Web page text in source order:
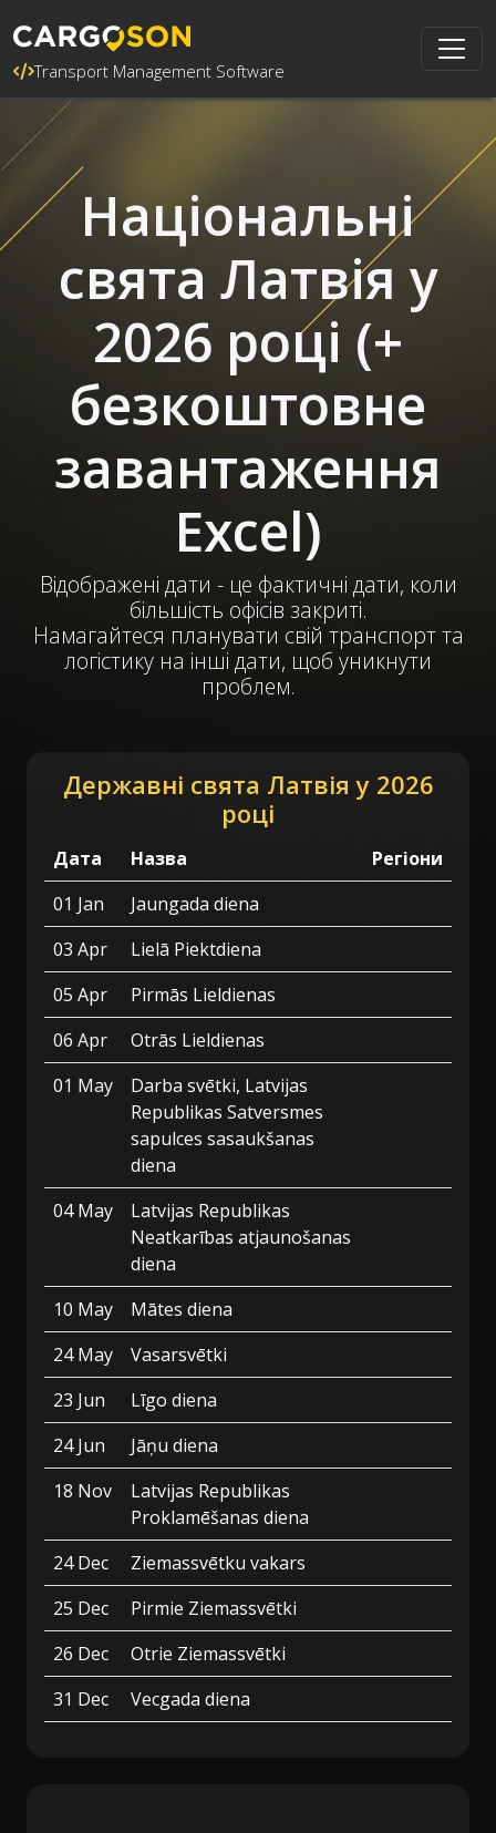
Transport Management Software
Національні
свята Латвія у
2026 році (+
безкоштовне
завантаження
Excel)
Відображені дати - це фактичні дати, коли
більшість офісів закриті.
Намагайтеся планувати свій транспорт та
логістику на інші дати, щоб уникнути
проблем.
Державні свята Латвія у 2026
році
Дата Назва
Регіони
01 Jan
Jaungada diena
03 Apr
Lielā Piektdiena
05 Apr
Pirmās Lieldienas
06 Apr
Otrās Lieldienas
01 May
Darba svētki, Latvijas
Republikas Satversmes
sapulces sasaukšanas
diena
04 May
Latvijas Republikas
Neatkarības atjaunošanas
diena
10 May
Mātes diena
24 May
Vasarsvētki
23 Jun
Līgo diena
24 Jun
Jāņu diena
18 Nov
Latvijas Republikas
Proklamēšanas diena
24 Dec
Ziemassvētku vakars
25 Dec
Pirmie Ziemassvētki
26 Dec
Otrie Ziemassvētki
31 Dec
Vecgada diena